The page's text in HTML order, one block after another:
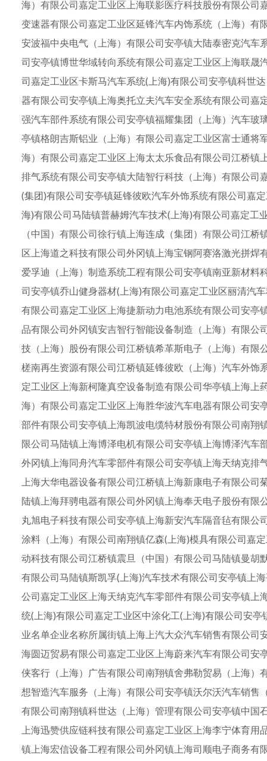
海）有限公司嘉定工业区上海联影医疗科技股份有限公
变速器有限公司嘉定工业区延锋汽车内饰系统（上海）
安波福中央电气（上海）有限公司安亭镇大陆泰密克汽
司安亭镇博世华域转向系统有限公司嘉定工业区上海联
司嘉定工业区卡斯马汽车系统(上海)有限公司安亭镇科世
器有限公司安亭镇上海奥托立夫汽车安全系统有限公司
强汽车部件系统有限公司安亭镇福耀集团（上海）汽车
亭镇格朗吉斯铝业（上海）有限公司嘉定工业区富士通
海）有限公司嘉定工业区上海太太乐食品有限公司江桥
排气系统有限公司安亭镇大陆智行科技（上海）有限公
(集团)有限公司安亭镇延锋彼欧汽车外饰系统有限公司嘉
海)有限公司马陆镇普赫姆汽车技术(上海)有限公司嘉定
（中国）有限公司徐行镇上海连成（集团）有限公司江
区上海道之科技有限公司外冈镇上海宝钢阿赛洛激光拼
爱孚迪（上海）制造系统工程有限公司安亭镇南亚新材
司安亭镇乔山健身器材(上海)有限公司嘉定工业区丽清汽
有限公司嘉定工业区上海捷新动力电池系统有限公司安
品有限公司外冈镇安吉智行智能设备制造（上海）有限
技（上海）股份有限公司江桥镇希革斯电子（上海）有
槎南再生资源有限公司江桥镇延锋彼欧（上海）汽车外
定工业区上海新柯隆真空设备制造有限公司华亭镇上海
海）有限公司嘉定工业区上海胜华波汽车电器有限公司
部件有限公司安亭镇上海凯波电缆特材股份有限公司南
限公司马陆镇上海博泽电机有限公司安亭镇上海博泽汽
外冈镇上海同舟汽车零部件有限公司安亭镇上海天纳克
上海大华电器设备有限公司江桥镇上海新康电子有限公
陆镇上海拜骋电器有限公司外冈镇上海奉天电子股份有
丸旭电子科技有限公司安亭镇上海新安汽车隔音毡有限
涂料（上海）有限公司南翔镇亿森(上海)模具有限公司嘉
动科技有限公司江桥镇震旦（中国）有限公司马陆镇曼
有限公司马陆镇斯凯孚(上海)汽车技术有限公司安亭镇上
公司嘉定工业区上海天纳克汽车零部件有限公司安亭镇
统(上海)有限公司嘉定工业区中涂化工(上海)有限公司安
业名单企业名称所属街镇上海上汽大众汽车销售有限公
海圆迈贸易有限公司嘉定工业区上海蔚来汽车有限公司
侠客行（上海）广告有限公司南翔镇舍弗勒贸易（上海
想智造汽车服务（上海）有限公司安亭镇沃尔沃汽车销
有限公司南翔镇科世达（上海）管理有限公司安亭镇中
上海迅赞供应链科技有限公司嘉定工业区上海李宁体育
镇上海宏信设备工程有限公司外冈镇上海司顺电子商务